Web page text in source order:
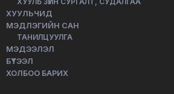
ХУУЛЬЧИД
МЭДЛЭГИЙН САН
ТАНИЛЦУУЛГА
МЭДЭЭЛЭЛ
БҮТЭЭЛ
ХОЛБОО БАРИХ